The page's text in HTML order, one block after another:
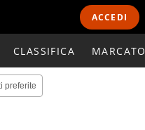
ACCEDI
CLASSIFICA
preferite